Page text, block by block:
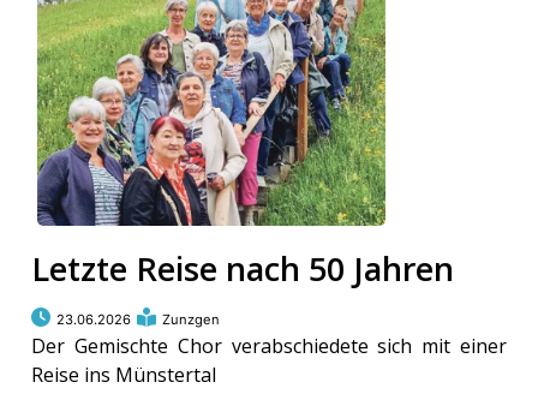
Letzte Reise nach 50 Jahren
23.06.2026 Zunzgen
Der Gemischte Chor verabschiedete sich mit einer
Reise ins Münstertal